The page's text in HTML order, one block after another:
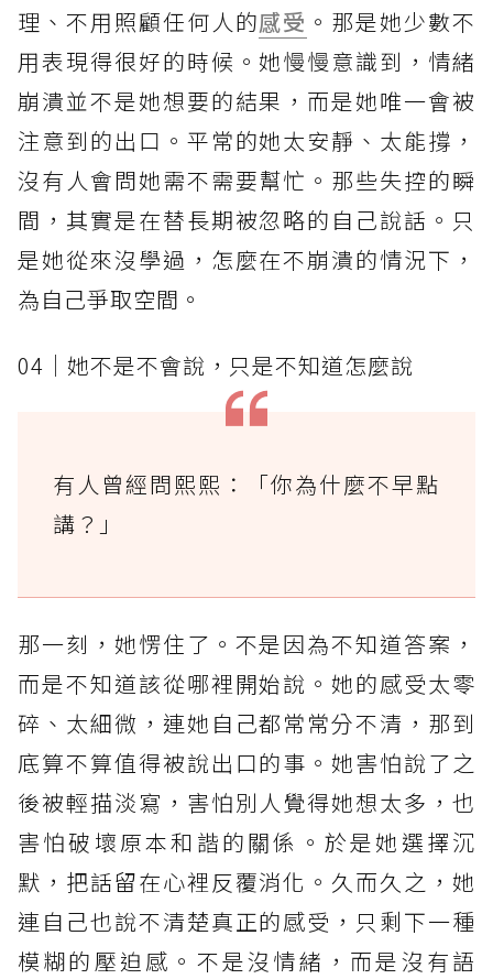
理、不用照顧任何人的感受 。那是她少數不
用表現得很好的時候。她慢慢意識到，情緒
崩潰並不是她想要的結果，而是她唯一會被
注意到的出口。平常的她太安靜、太能撐，
沒有人會問她需不需要幫忙。那些失控的瞬
間，其實是在替長期被忽略的自己說話。只
是她從來沒學過，怎麼在不崩潰的情況下，
為自己爭取空間。
04｜她不是不會說，只是不知道怎麼說
有人曾經問熙熙：「你為什麼不早點
講？」
那一刻，她愣住了。不是因為不知道答案，
而是不知道該從哪裡開始說。她的感受太零
碎、太細微，連她自己都常常分不清，那到
底算不算值得被說出口的事。她害怕說了之
後被輕描淡寫，害怕別人覺得她想太多，也
害怕破壞原本和諧的關係。於是她選擇沉
默，把話留在心裡反覆消化。久而久之，她
連自己也說不清楚真正的感受，只剩下一種
模糊的壓迫感。不是沒情緒，而是沒有語